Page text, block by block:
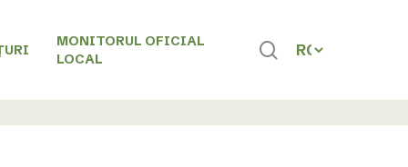
MONITORUL OFICIAL
LOCAL
search